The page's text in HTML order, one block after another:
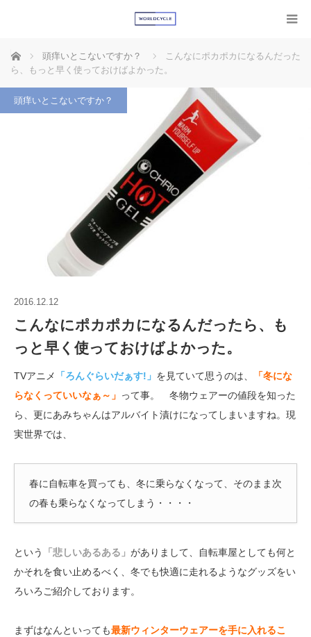
ホーム 頭痒いとこないですか？
こんなにポカポカになるんだった
ら、もっと早く使っておけばよかった。
頭痒いとこないですか？
2016.12.12
こんなにポカポカになるんだったら、も
っと早く使っておけばよかった。
TVアニメ 「ろんぐらいだぁす!」 を見ていて思うのは、
「冬にな
らなくっていいなぁ～」 って事。 冬物ウェアーの値段を知った
ら、更にあみちゃんはアルバイト漬けになってしまいますね。現
実世界では、
春に自転車を買っても、冬に乗らなくなって、そのまま次
の春も乗らなくなってしまう・・・・
という 「悲しいあるある」 がありまして、自転車屋としても何と
かそれを食い止めるべく、冬でも快適に走れるようなグッズをい
ろいろご紹介しております。
まずはなんといっても最新ウィンターウェアーを手に入れるこ